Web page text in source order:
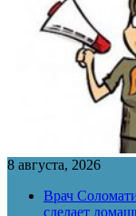
8 августа, 2026
Врач
сделает